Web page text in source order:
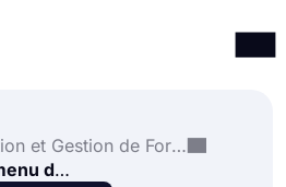
Création et Gestion de Formulaires
Comment créer un menu déroulant dans Microsoft Forms